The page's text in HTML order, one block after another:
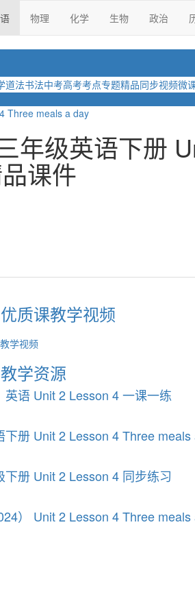
物理 化学 生物 政治
道法书法中考高考考点专题精品同步视频微
Three meals a day
年级英语下册
课件
质课教学视频
学视频
学资源
语 Unit 2 Lesson 4 一课一练
下册 Unit 2 Lesson 4 Three
册 Unit 2 Lesson 4 同步练习
） Unit 2 Lesson 4 Three